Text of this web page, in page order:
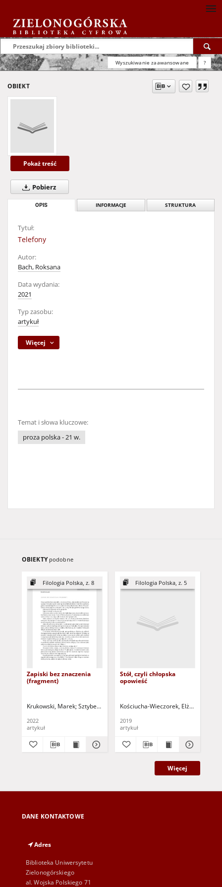
Wyszukiwanie zaawansowane ?
OBIEKT
Pokaż treść
Pobierz
OPIS INFORMACJE STRUKTURA
Tytuł:
Telefony
Autor:
Bach, Roksana
Data wydania:
2021
Typ zasobu:
artykuł
Więcej
Temat i słowa kluczowe:
proza polska - 21 w.
OBIEKTY podobne
Filologia Polska, z. 8
Zapiski bez znaczenia
(fragment)
Krukowski, Marek Sztyber, Radosław - red. nacz.
2022
artykuł
Filologia Polska, z. 5
Stół, czyli chłopska
opowieść
Kościucha-Wieczorek, Elżbieta
2019
artykuł
Więcej
DANE KONTAKTOWE
Adres
Biblioteka Uniwersytetu
Zielonogórskiego
al. Wojska Polskiego 71